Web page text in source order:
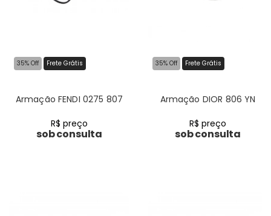
35% Off Frete Grátis
Armação FENDI 0275 807
R$ preço
sob consulta
35% Off Frete Grátis
Armação DIOR 806 YN
R$ preço
sob consulta